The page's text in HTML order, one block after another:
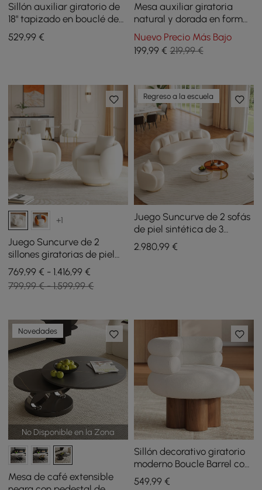
Sillón auxiliar giratorio de
18" tapizado en bouclé de
alto rendimiento
529,99 €
Mesa auxiliar giratoria
natural y dorada en forma
de C con almacenamiento
Nuevo Precio Más Bajo
199,99€ 219,99 €
+1
Juego Suncurve de 2
sillones giratorias de piel
sintética con forma de
barril inclinado
769,99 € - 1.416,99 €
799,99 € - 1.599,99 €
Regreso a la escuela
Juego Suncurve de 2 sofás
de piel sintética de 3
asientos con sillones
giratorias
2.980,99€
No Disponible en la Zona
Novedades
Mesa de café extensible
Sillón decorativo giratorio
moderno Boucle Barrel con
base de madera maciza
549,99€